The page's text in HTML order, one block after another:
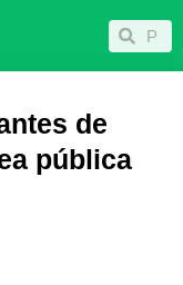
Pesquisar
de
pública